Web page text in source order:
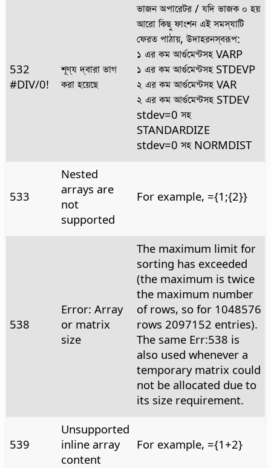
532
#DIV/0!
শূণ্য দ্বারা ভাগ
করা হয়েছে
ভাজন অপারেটর / যদি ভাজক ০ হয়
আরো কিছু ফাংশন এই সমস্যাটি
ফেরত পাঠায়, উদাহরনস্বরূপ:
১ এর কম আর্গুমেন্টসহ VARP
১ এর কম আর্গুমেন্টসহ STDEVP
২ এর কম আর্গুমেন্টসহ VAR
২ এর কম আর্গুমেন্টসহ STDEV
stdev=0 সহ
STANDARDIZE
stdev=0 সহ NORMDIST
533
Nested
arrays are
not
supported
For example, ={1;{2}}
538
Error: Array
or matrix
size
The maximum limit for
sorting has exceeded
(the maximum is twice
the maximum number
of rows, so for 1048576
rows 2097152 entries).
The same Err:538 is
also used whenever a
temporary matrix could
not be allocated due to
its size requirement.
539
Unsupported
inline array
content
For example, ={1+2}